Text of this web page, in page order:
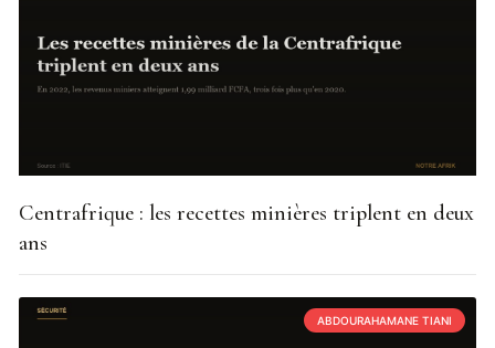
Centrafrique : les recettes minières triplent en deux
ans
ABDOURAHAMANE TIANI